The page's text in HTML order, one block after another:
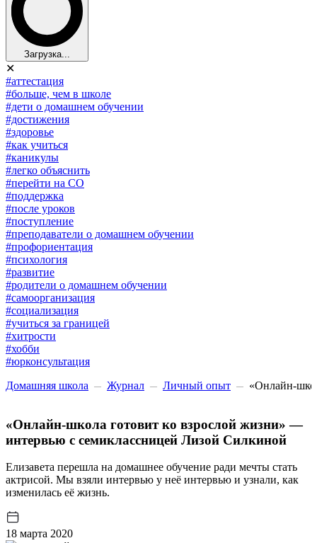
Загрузка...
✕
#аттестация
#больше, чем в школе
#дети о домашнем обучении
#достижения
#здоровье
#как учиться
#каникулы
#легко объяснить
#перейти на СО
#поддержка
#после уроков
#поступление
#преподаватели о домашнем обучении
#профориентация
#психология
#развитие
#родители о домашнем обучении
#самоорганизация
#социализация
#учиться за границей
#хитрости
#хобби
#юрконсультация
Домашняя школа
Журнал Личный опыт «Онлайн-
«Онлайн-школа готовит ко взрослой жизни» —
интервью с семиклассницей Лизой Силкиной
Елизавета перешла на домашнее обучение ради мечты стать
актрисой. Мы взяли интервью у неё интервью и узнали, как
изменилась её жизнь.
18 марта 2020